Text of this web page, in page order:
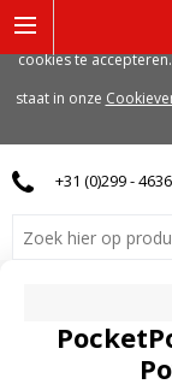
+31 (0)299 -
gerelateerde cookies.
cookies te
staat in onze